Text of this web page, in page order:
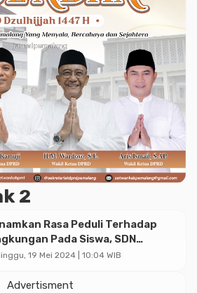
2
Rasa Peduli Terhadap
Pada Siswa, SDN
2 Gelar Aksi Peduli
19 Mei 2024 | 10:04 WIB
Advertisment